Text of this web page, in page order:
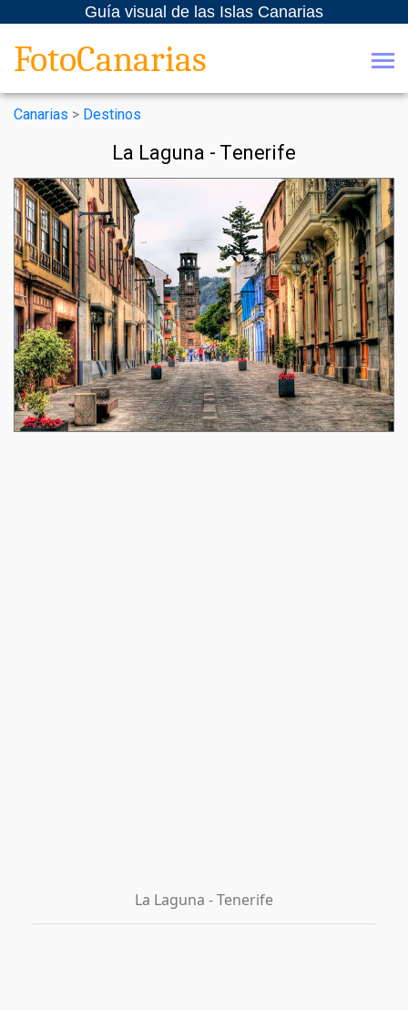
Guía visual de las Islas Canarias
FotoCanarias
Canarias > Destinos
La Laguna - Tenerife
La Laguna - Tenerife